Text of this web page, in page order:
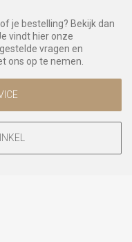
je bestelling? Bekijk dan
vindt hier onze
vragen en
ons op te nemen.